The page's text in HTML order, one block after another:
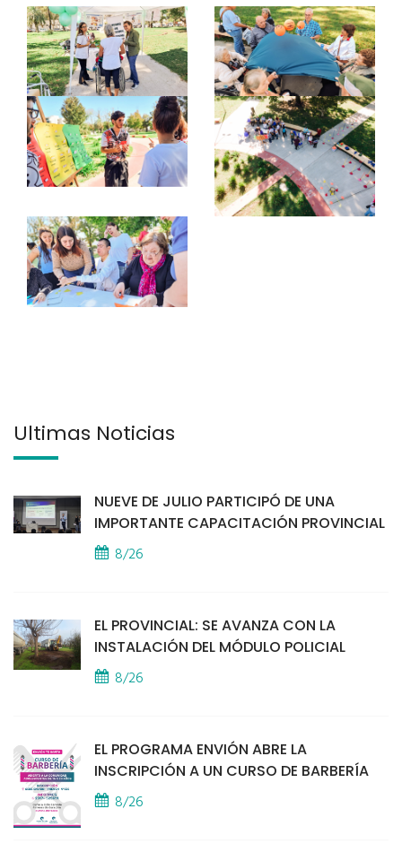
Últimas Noticias
NUEVE DE JULIO PARTICIPÓ DE UNA
IMPORTANTE CAPACITACIÓN PROVINCIAL
8/26
EL PROVINCIAL: SE AVANZA CON LA
INSTALACIÓN DEL MÓDULO POLICIAL
8/26
EL PROGRAMA ENVIÓN ABRE LA
INSCRIPCIÓN A UN CURSO DE BARBERÍA
8/26